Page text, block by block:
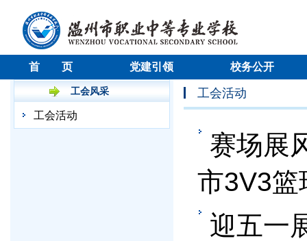
首 页 党建引领 校务公开
工会风采
工会活动
工会活动
赛场展
市3V3篮
迎五一